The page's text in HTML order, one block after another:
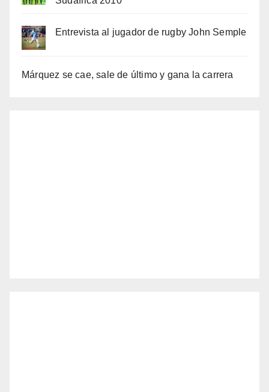
Entrevista al jugador de rugby John Semple
Márquez se cae, sale de último y gana la carrera